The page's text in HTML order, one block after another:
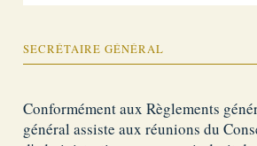
SECRÉTAIRE GÉNÉRAL
Conformément aux Règlements
général assiste aux réunions du